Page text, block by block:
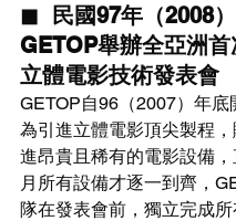
◼  民國97年（2008）
GETOP舉辦全亞洲
立體電影技術發表會
GETOP自96（2007）年底
為引進立體電影頂尖製程
進昂貴且稀有的電影設備
月所有設備才逐一到齊，
隊在發表會前，獨立完成